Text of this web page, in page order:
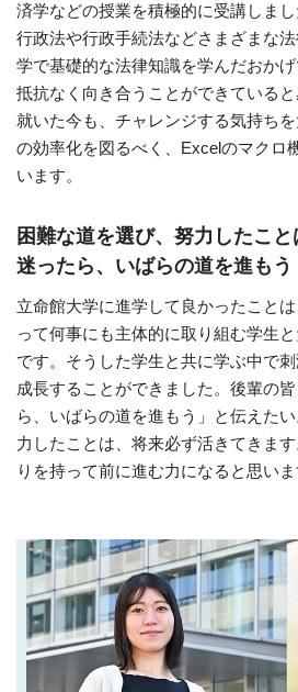
済学などの授業を積極的に受講しまし
行政法や行政手続法などさまざまな
学で基礎的な法律知識を学んだおか
抵抗なく向き合うことができている
就いた今も、チャレンジする気持ち
の効率化を図るべく、Excelのマクロ
います。
困難な道を選び、努力したこ
迷ったら、いばらの道を進もう
立命館大学に進学して良かったこと
って何事にも主体的に取り組む学生
です。そうした学生と共に学ぶ中で
成長することができました。後輩の
ら、いばらの道を進もう」と伝えた
力したことは、将来必ず活きてきま
りを持って前に進む力になると思いま